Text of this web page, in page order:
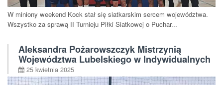
W miniony weekend Kock stał się siatkarskim sercem województwa.
Wszystko za sprawą II Turnieju Piłki Siatkowej o Puchar...
Aleksandra Pożarowszczyk Mistrzynią
Województwa Lubelskiego w Indywidualnych
Biegach Przełajowych w kategorii dziewcząt
25 kwietnia 2025